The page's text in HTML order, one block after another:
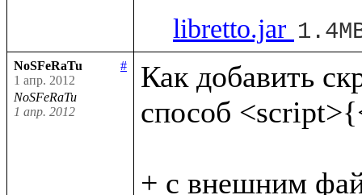
libretto.jar
NoSFeRaTu
#
1 апр. 2012
NoSFeRaTu
1 апр. 2012
Как добавить
способ